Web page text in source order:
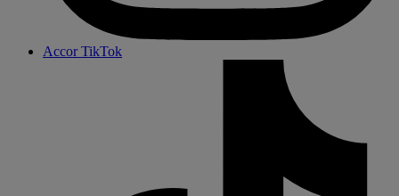
Accor TikTok